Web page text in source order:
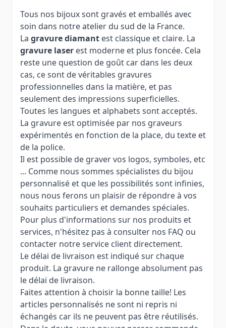
Tous nos bijoux sont gravés et emballés avec
soin dans notre atelier du sud de la France.
La gravure diamant est classique et claire. La
gravure laser est moderne et plus foncée. Cela
reste une question de goût car dans les deux
cas, ce sont de véritables gravures
professionnelles dans la matière, et pas
seulement des impressions superficielles.
Toutes les langues et alphabets sont acceptés.
La gravure est optimisée par nos graveurs
expérimentés en fonction de la place, du texte et
de la police.
Il est possible de graver vos logos, symboles, etc
... Comme nous sommes spécialistes du bijou
personnalisé et que les possibilités sont infinies,
nous nous ferons un plaisir de répondre à vos
souhaits particuliers et demandes spéciales.
Pour plus d'informations sur nos produits et
services, n'hésitez pas à consulter nos FAQ ou
contacter notre service client directement.
Le délai de livraison est indiqué sur chaque
produit. La gravure ne rallonge absolument pas
le délai de livraison.
Faites attention à choisir la bonne taille! Les
articles personnalisés ne sont ni repris ni
échangés car ils ne peuvent pas être réutilisés.